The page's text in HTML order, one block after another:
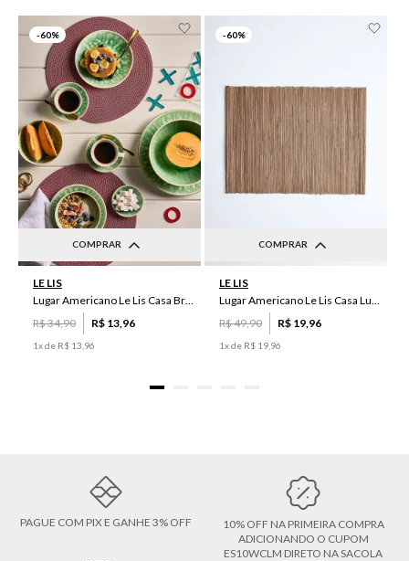
-60%
COMPRAR
LE LIS
Lugar Americano Le Lis Casa Brenda
R$34,90 R$ 13 96
1x de R$ 13 96
-60%
COMPRAR
LE LIS
Lugar Americano Le Lis Casa Luma I
R$49,90 R$ 19 96
1x de R$ 19 96
PAGUE COM PIX E GANHE 3% OFF
10% OFF NA PRIMEIRA COMPRA
ADICIONANDO O CUPOM
ES10WCLM DIRETO NA SACOLA